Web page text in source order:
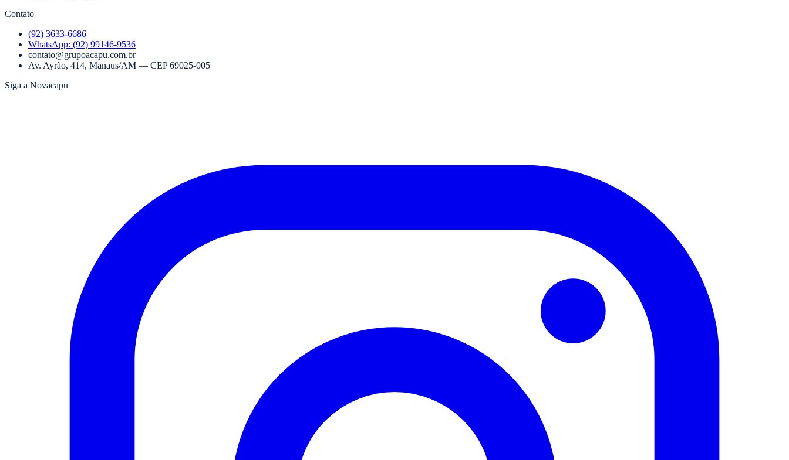
Contato
(92) 3633-6686
WhatsApp: (92) 99146-9536
contato@grupoacapu.com.br
Av. Ayrão, 414, Manaus/AM — CEP69025-005
Siga a Novacapu